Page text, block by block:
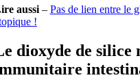
aussi– Pas de lien entre le
!
dioxyde de silice